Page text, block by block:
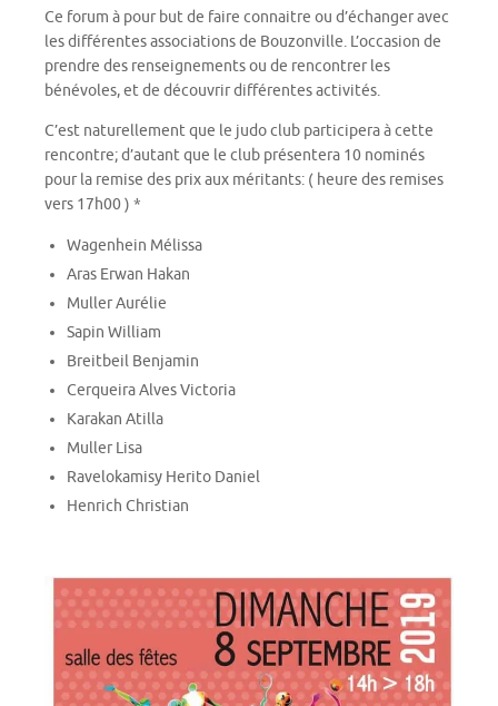
Ce forum à pour but de faire connaitre ou d’échanger avec
les différentes associations de Bouzonville. L’occasion de
prendre des renseignements ou de rencontrer les
bénévoles, et de découvrir différentes activités.
C’est naturellement que le judo club participera à cette
rencontre; d’autant que le club présentera 10 nominés
pour la remise des prix aux méritants: ( heure des remises
vers 17h00 ) *
Wagenhein Mélissa
Aras Erwan Hakan
Muller Aurélie
Sapin William
Breitbeil Benjamin
Cerqueira Alves Victoria
Karakan Atilla
Muller Lisa
Ravelokamisy Herito Daniel
Henrich Christian